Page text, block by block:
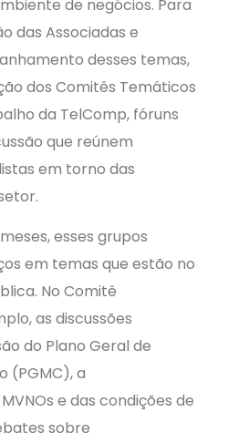
de negócios. Para
das Associadas e
desses temas,
dos Comitês Temáticos
da TelComp, fóruns
que reúnem
em torno das
esses grupos
em temas que estão no
No Comitê
as discussões
do Plano Geral de
(PGMC), a
e das condições de
sobre